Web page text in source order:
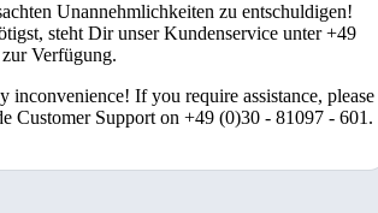
Unannehmlichkeiten zu entschuldigen!
steht Dir unser Kundenservice unter +49
Verfügung.
inconvenience! If you require assistance, please
Customer Support on +49 (0)30 - 81097 - 601.